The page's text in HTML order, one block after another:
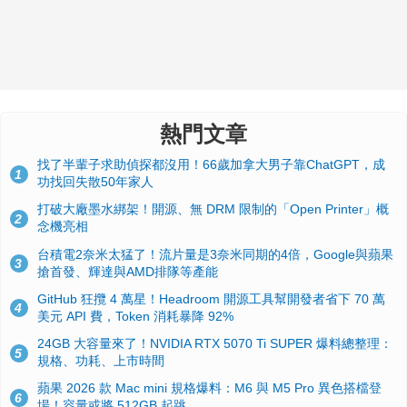
熱門文章
1
找了半輩子求助偵探都沒用！66歲加拿大男子靠ChatGPT，成
功找回失散50年家人
2
打破大廠墨水綁架！開源、無 DRM 限制的「Open Printer」概
念機亮相
3
台積電2奈米太猛了！流片量是3奈米同期的4倍，Google與蘋果
搶首發、輝達與AMD排隊等產能
4
GitHub 狂攬 4 萬星！Headroom 開源工具幫開發者省下 70 萬
美元 API 費，Token 消耗暴降 92%
5
24GB 大容量來了！NVIDIA RTX 5070 Ti SUPER 爆料總整理：
規格、功耗、上市時間
6
蘋果 2026 款 Mac mini 規格爆料：M6 與 M5 Pro 異色搭檔登